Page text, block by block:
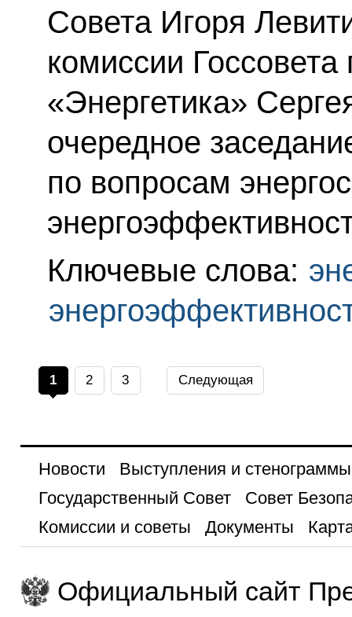
Совета Игоря
комиссии
«Энергетика»
очередное
по вопросам
Ключевые слова:
1 2 3 Следующая
Новости
Выступления и стенограммы
Государственный Совет
Совет
Комиссии и советы
Документы
Официальный сайт